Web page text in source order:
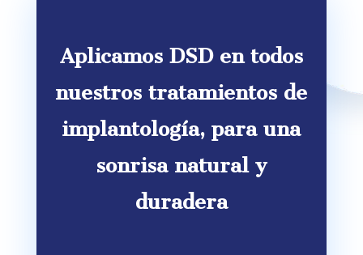
Aplicamos DSD en todos
nuestros tratamientos de
implantología, para una
sonrisa natural y
duradera